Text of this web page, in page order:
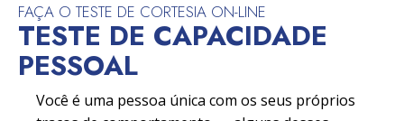
FAÇA O TESTE DE CORTESIA ON-LINE
TESTE DE CAPACIDADE
PESSOAL
Você é uma pessoa única com os seus próprios